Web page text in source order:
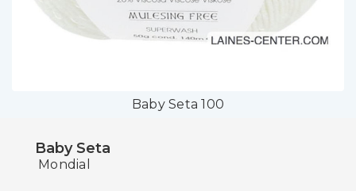
Baby Seta 100
Baby Seta
Mondial